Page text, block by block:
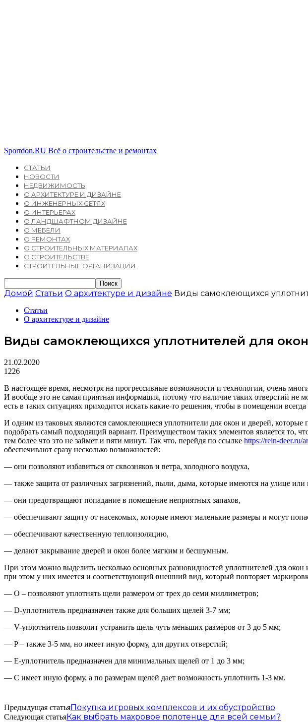
Sportdon.RU Всё о строительстве и ремонтах
СТАТЬИ
НОВОСТИ
НЕДВИЖИМОСТЬ
О АРХИТЕКТУРЕ И ДИЗАЙНЕ
О ИНЖЕНЕРНЫХ СЕТЯХ
О ИНТЕРЬЕРАХ
О ЛАНДШАФТНОМ ДИЗАЙНЕ
О МЕБЕЛИ
О РЕМОНТАХ
О СТРОИТЕЛЬНЫХ МАТЕРИАЛАХ
О СТРОИТЕЛЬСТВЕ
СТРОИТЕЛЬНЫЕ ОРГАНИЗАЦИИ
Домой Статьи О архитектуре и дизайне Виды самоклеющихся
Статьи
О архитектуре и дизайне
Виды самоклеющихся уплотнителей для
21.02.2020
1226
В настоящее время, несмотря на прогрессивные возможности и технологии, очень
И вообще это не самая приятная информация, потому что наличие таких отверстий
есть в таких ситуациях приходится искать какие-то решения, чтобы в помещении
И одним из таковых являются самоклеющиеся уплотнители для окон и дверей,
подобрать самый подходящий вариант. Преимуществом таких элементов является то,
тем более что это не займет и пяти минут. Так что, перейдя по ссылке https://rein-deer.ru/
обеспечивают сразу несколько возможностей:
— они позволяют избавиться от сквозняков и ветра, холодного воздуха,
— также защита от различных загрязнений, пыли, дыма, которые имеются на улице или
— они предотвращают попадание в помещение неприятных запахов,
— обеспечивают защиту от насекомых, которые имеют маленькие размеры и могут
— обеспечивают качественную теплоизоляцию,
— делают закрывание дверей и окон более мягким и бесшумным.
При этом можно выделить несколько основных разновидностей уплотнителей для
при этом у них имеется и соответствующий внешний вид, который повторяет
— О – позволяют уплотнять щели размером от трех до семи миллиметров;
— D-уплотнитель предназначен также для больших щелей 3-7 мм;
— V-уплотнитель позволит устранить щель чуть меньших размеров от 3 до 5 мм;
— P – также 3-5 мм, но имеет иную форму, для других отверстий;
— E-уплотнитель предназначен для минимальных щелей от 1 до 3 мм;
— C имеет иную форму, а по размерам щелей дает возможность уплотнить 1-3 мм.
Предыдущая статьяПокупка игровых комплексов и их обустройство
Следующая статьяКак выбрать махровое полотенце для всей семьи?